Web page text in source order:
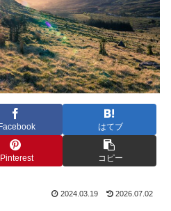
Facebook はてブ
Pinterest コピー
2024.03.19 2026.07.02